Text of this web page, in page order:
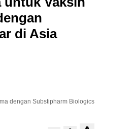
di Asia
dengan Substipharm Biologics